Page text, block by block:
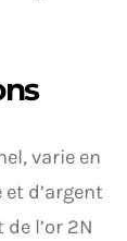
varie en
d’argent
l’or 2N